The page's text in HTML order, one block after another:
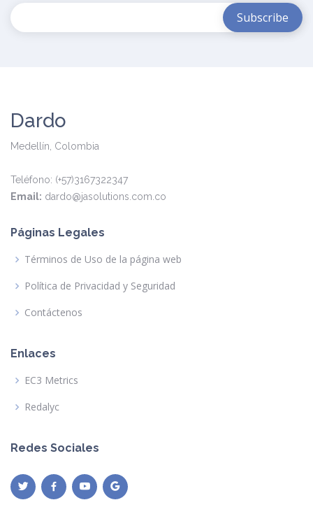
Dardo
Medellín, Colombia
Teléfono: (+57)3167322347
Email: dardo@jasolutions.com.co
Páginas Legales
Términos de Uso de la página web
Política de Privacidad y Seguridad
Contáctenos
Enlaces
EC3 Metrics
Redalyc
Redes Sociales